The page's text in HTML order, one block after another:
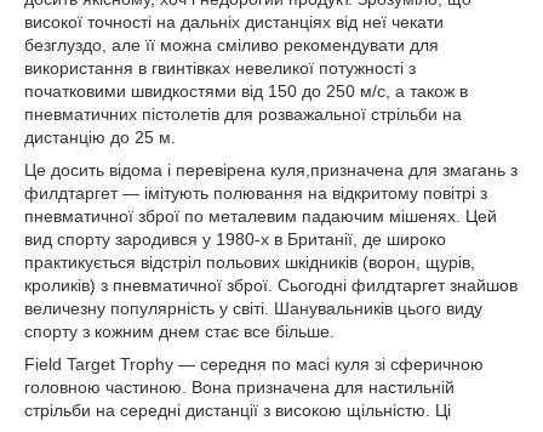
високої точності на дальніх дистанціях від неї чекати
безглуздо, але її можна сміливо рекомендувати для
використання в гвинтівках невеликої потужності з
початковими швидкостями від 150 до 250 м/с, а також в
пневматичних пістолетів для розважальної стрільби на
дистанцію до 25 м.
Це досить відома і перевірена куля,призначена для змагань з
филдтаргет — імітують полювання на відкритому повітрі з
пневматичної зброї по металевим падаючим мішенях. Цей
вид спорту зародився у 1980-х в Британії, де широко
практикується відстріл польових шкідників (ворон, щурів,
кроликів) з пневматичної зброї. Сьогодні филдтаргет знайшов
величезну популярність у світі. Шанувальників цього виду
спорту з кожним днем стає все більше.
Field Target Trophy — середня по масі куля зі сферичною
головною частиною. Вона призначена для настильній
стрільби на середні дистанції з високою щільністю. Ці